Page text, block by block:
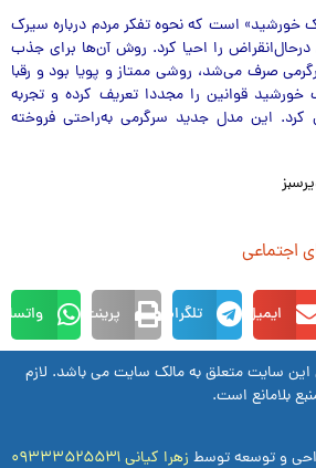
خورشید» است که نحوه تفکر مردم درباره سیرک
درحال‌انقراض را احیا کرد. روش آن‌ها برای جذب
صرف می‌شد، روشی ممتاز و پویا بود و رقبا
قوانین را مجددا تعریف کرده و تجربه
این مدل جدید سرگرمی به‌راحتی فروخته
اجتماعی
ایمیل تلگرام پرینت
سایت متعلق به مالک سایت می باشد. لازم
بلامانع است.
و توسعه توسط زهرا کیانی ۰۹۳۳۳۵۲۵۵۳۱